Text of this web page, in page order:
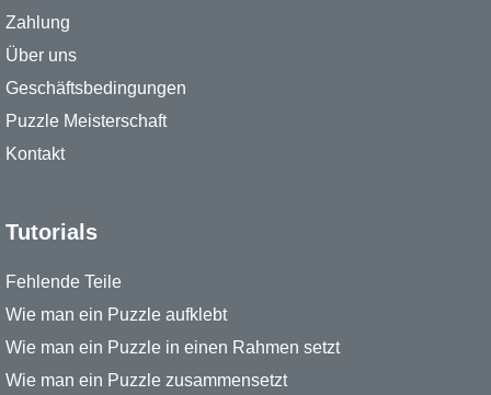
Zahlung
Über uns
Geschäftsbedingungen
Puzzle Meisterschaft
Kontakt
Tutorials
Fehlende Teile
Wie man ein Puzzle aufklebt
Wie man ein Puzzle in einen Rahmen setzt
Wie man ein Puzzle zusammensetzt